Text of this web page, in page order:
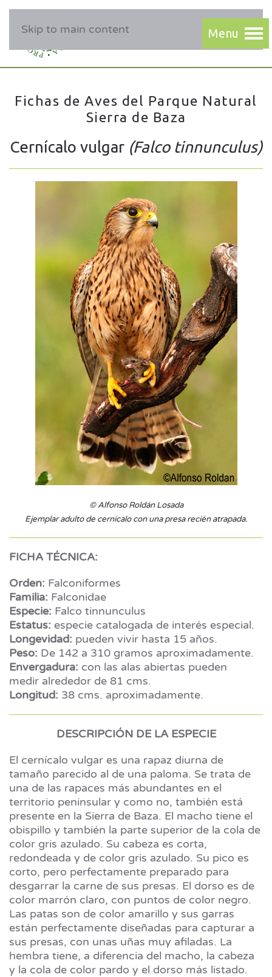
Skip to main content
Fichas de Aves del Parque Natural
Sierra de Baza
Cernícalo vulgar (Falco tinnunculus)
© Alfonso Roldán Losada
Ejemplar adulto de cernícalo con una presa recién atrapada.
FICHA TÉCNICA:
Orden: Falconiformes
Familia: Falconidae
Especie: Falco tinnunculus
Estatus: especie catalogada de interés especial.
Longevidad: pueden vivir hasta 15 años.
Peso: De 142 a 310 gramos aproximadamente.
Envergadura: con las alas abiertas pueden
medir alrededor de 81 cms.
Longitud: 38 cms. aproximadamente.
DESCRIPCIÓN DE LA ESPECIE
El cernícalo vulgar es una rapaz diurna de
tamaño parecido al de una paloma. Se trata de
una de las rapaces más abundantes en el
territorio peninsular y como no, también está
presente en la Sierra de Baza. El macho tiene el
obispillo y también la parte superior de la cola de
color gris azulado. Su cabeza es corta,
redondeada y de color gris azulado. Su pico es
corto, pero perfectamente preparado para
desgarrar la carne de sus presas. El dorso es de
color marrón claro, con puntos de color negro.
Las patas son de color amarillo y sus garras
están perfectamente diseñadas para capturar a
sus presas, con unas uñas muy afiladas. La
hembra tiene, a diferencia del macho, la cabeza
y la cola de color pardo y el dorso más listado.